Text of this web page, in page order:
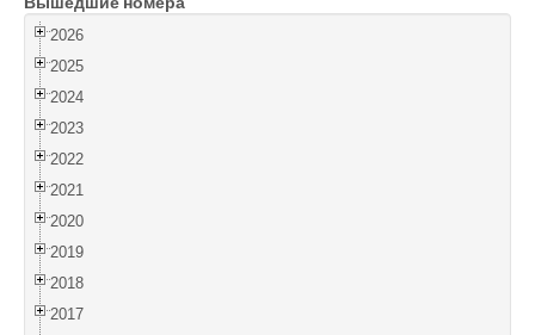
Войти
2026
2025
2024
2023
2022
2021
2020
2019
2018
2017